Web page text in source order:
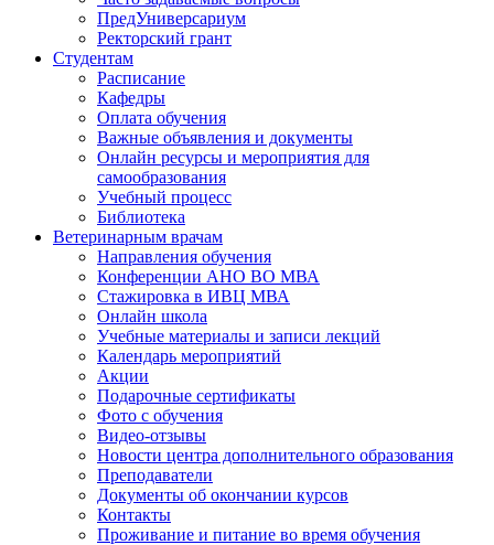
ПредУниверсариум
Ректорский грант
Студентам
Расписание
Кафедры
Оплата обучения
Важные объявления и документы
Онлайн ресурсы и мероприятия для
самообразования
Учебный процесс
Библиотека
Ветеринарным врачам
Направления обучения
Конференции АНО ВО МВА
Стажировка в ИВЦ МВА
Онлайн школа
Учебные материалы и записи лекций
Календарь мероприятий
Акции
Подарочные сертификаты
Фото с обучения
Видео-отзывы
Новости центра дополнительного образования
Преподаватели
Документы об окончании курсов
Контакты
Проживание и питание во время обучения